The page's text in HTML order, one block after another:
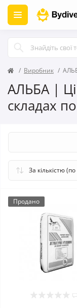
Виробник
АЛЬБА |
складах
Продано